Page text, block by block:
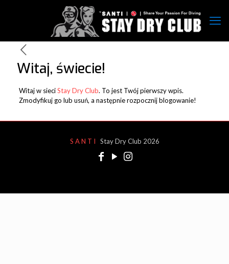
Witaj, świecie!
Witaj w sieciStay Dry Club. To jest Twój pierwszy wpis.
Zmodyfikuj go lub usuń, a następnie rozpocznij blogowanie!
S A N T I Stay Dry Club 2026